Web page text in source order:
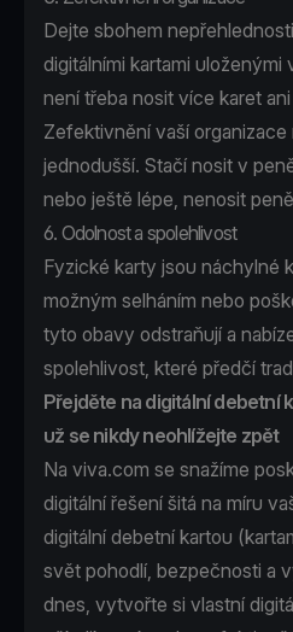
Dejte sbohem
digitálními kartami
není třeba nosit více karet
Zefektivnění vaší
jednodušší. Stačí nosit v
nebo ještě lépe, nenosit
6. Odolnost a spolehlivost
Fyzické karty jsou náchylné
možným selháním nebo
tyto obavy odstraňují a
spolehlivost, které předčí
Přejděte na digitální debetní
už se nikdy neohlížejte zpět
Na viva.com se snažíme
digitální řešení šitá na míru
digitální debetní kartou
svět pohodlí, bezpečnosti a
dnes, vytvořte si vlastní